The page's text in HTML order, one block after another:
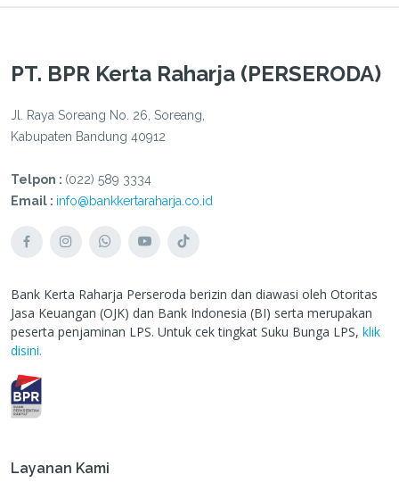
PT. BPR Kerta Raharja (PERSERODA)
Jl. Raya Soreang No. 26, Soreang,
Kabupaten Bandung 40912
Telpon : (022) 589 3334
Email : info@bankkertaraharja.co.id
Bank Kerta Raharja Perseroda berizin dan diawasi oleh Otoritas
Jasa Keuangan (OJK) dan Bank Indonesia (BI) serta merupakan
peserta penjaminan LPS. Untuk cek tingkat Suku Bunga LPS, klik
disini.
Layanan Kami